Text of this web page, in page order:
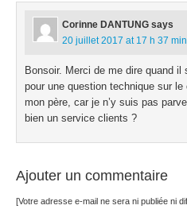
Corinne DANTUNG says
20 juillet 2017 at 17 h 37 min
Bonsoir. Merci de me dire quand
pour une question technique sur
mon père, car je n’y suis pas
bien un service clients ?
Ajouter un commentaire
[Votre adresse e-mail ne sera ni publiée ni